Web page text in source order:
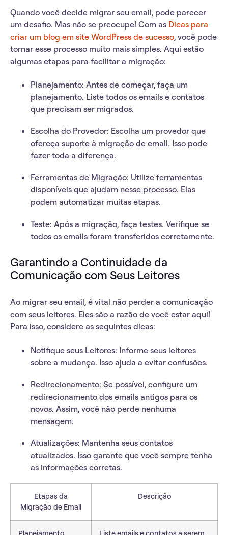
Quando você decide migrar seu email, pode parecer
um desafio. Mas não se preocupe! Com as Dicas para
criar um blog em site WordPress de sucesso, você pode
tornar esse processo muito mais simples. Aqui estão
algumas etapas para facilitar a migração:
Planejamento: Antes de começar, faça um
planejamento. Liste todos os emails e contatos
que precisam ser migrados.
Escolha do Provedor: Escolha um provedor que
ofereça suporte à migração de email. Isso pode
fazer toda a diferença.
Ferramentas de Migração: Utilize ferramentas
disponíveis que ajudam nesse processo. Elas
podem automatizar muitas etapas.
Teste: Após a migração, faça testes. Verifique se
todos os emails foram transferidos corretamente.
Garantindo a Continuidade da
Comunicação com Seus Leitores
Ao migrar seu email, é vital não perder a comunicação
com seus leitores. Eles são a razão de você estar aqui!
Para isso, considere as seguintes dicas:
Notifique seus Leitores: Informe seus leitores
sobre a mudança. Isso ajuda a evitar confusões.
Redirecionamento: Se possível, configure um
redirecionamento dos emails antigos para os
novos. Assim, você não perde nenhuma
mensagem.
Atualizações: Mantenha seus contatos
atualizados. Isso garante que você sempre tenha
as informações corretas.
Etapas da
Migração de Email
Descrição